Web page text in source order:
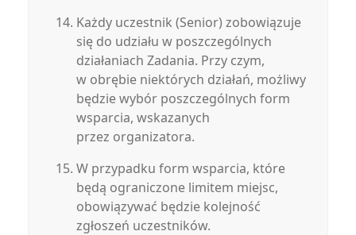
Każdy uczestnik (Senior) zobowiązuje
się do udziału w poszczególnych
działaniach Zadania. Przy czym,
w obrębie niektórych działań, możliwy
będzie wybór poszczególnych form
wsparcia, wskazanych
przez organizatora.
W przypadku form wsparcia, które
będą ograniczone limitem miejsc,
obowiązywać będzie kolejność
zgłoszeń uczestników.